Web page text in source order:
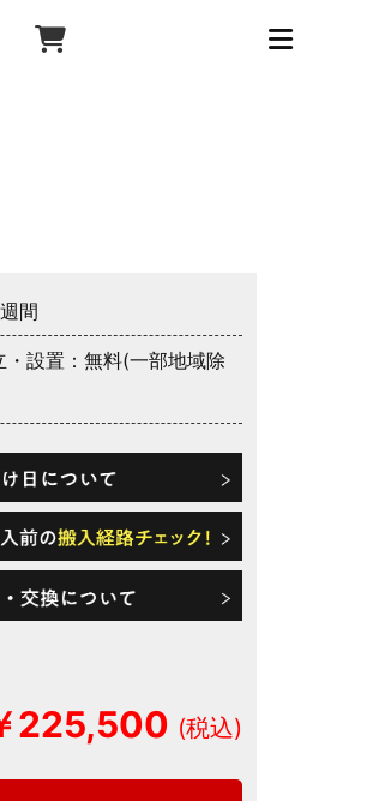
間
・設置：無料(一部地域除
225,500